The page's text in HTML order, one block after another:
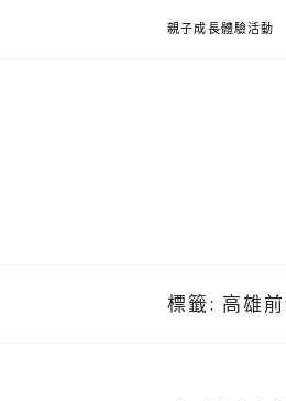
親子成長體驗活動
標籤: 高雄